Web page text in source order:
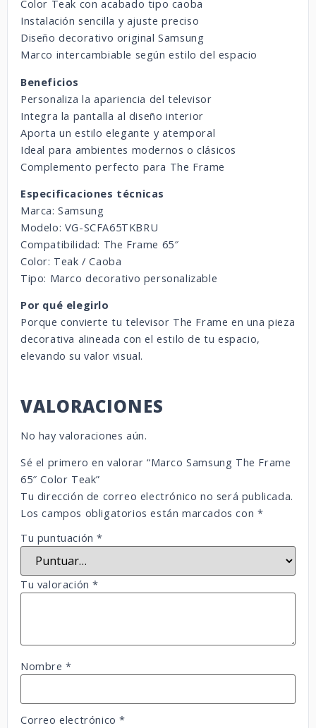
Color Teak con acabado tipo caoba
Instalación sencilla y ajuste preciso
Diseño decorativo original Samsung
Marco intercambiable según estilo del espacio
Beneficios
Personaliza la apariencia del televisor
Integra la pantalla al diseño interior
Aporta un estilo elegante y atemporal
Ideal para ambientes modernos o clásicos
Complemento perfecto para The Frame
Especificaciones técnicas
Marca: Samsung
Modelo: VG-SCFA65TKBRU
Compatibilidad: The Frame 65″
Color: Teak / Caoba
Tipo: Marco decorativo personalizable
Por qué elegirlo
Porque convierte tu televisor The Frame en una pieza
decorativa alineada con el estilo de tu espacio,
elevando su valor visual.
VALORACIONES
No hay valoraciones aún.
Sé el primero en valorar “Marco Samsung The Frame
65″ Color Teak”
Tu dirección de correo electrónico no será publicada.
Los campos obligatorios están marcados con *
Tu puntuación*
Tu valoración*
Nombre*
Correo electrónico*